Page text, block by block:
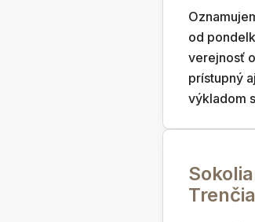
od
verejnosť
prístupný
výkladom